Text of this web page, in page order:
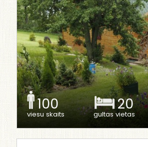
100
viesu skaits
20
gultas vietas